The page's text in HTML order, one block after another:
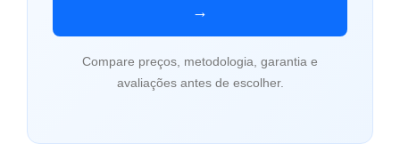
→
Compare preços, metodologia, garantia e
avaliações antes de escolher.